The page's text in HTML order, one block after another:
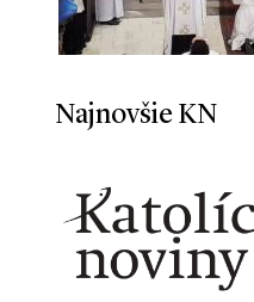
Najnovšie KN